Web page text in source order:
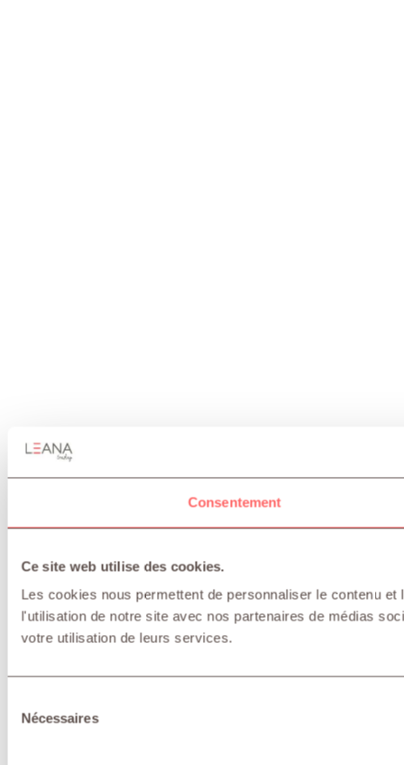
Consentement
Ce site web utilise des cookies.
Les cookies nous permettent de personnaliser le contenu
l'utilisation de notre site avec nos partenaires de médias
votre utilisation de leurs services.
Nécessaires